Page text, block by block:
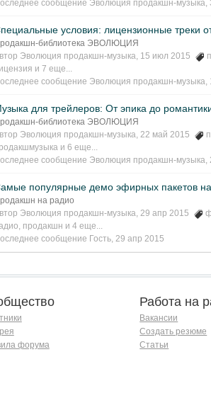
сообщение Эволюция продакшн-музыка,
условия: лицензионные треки
библиотека ЭВОЛЮЦИЯ
Эволюция продакшн-музыка, 15 июл 2015
и 7 еще...
сообщение Эволюция продакшн-музыка,
для трейлеров: От эпика до
библиотека ЭВОЛЮЦИЯ
Эволюция продакшн-музыка, 22 май 2015
и 6 еще...
сообщение Эволюция продакшн-музыка,
популярные демо эфирных пакетов на
на радио
Эволюция продакшн-музыка, 29 апр 2015
, продакшн и 4 еще...
сообщение Гость,29 апр 2015
форума
Работа на
Вакансии
Создать резюме
Статьи